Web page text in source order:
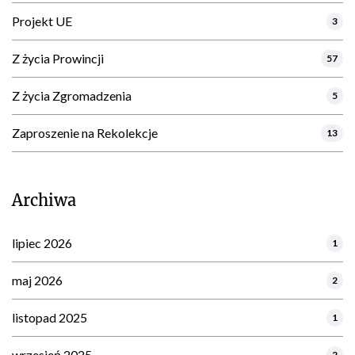
Projekt UE 3
Z życia Prowincji 57
Z życia Zgromadzenia 5
Zaproszenie na Rekolekcje 13
Archiwa
lipiec 2026 1
maj 2026 2
listopad 2025 1